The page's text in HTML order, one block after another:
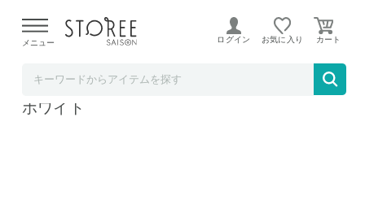
よる配送遅延が発生しております。
メニュー ログイン お気に入り
カジュアルこたつ モネ 68-WS グレイッシュ
ホワイト